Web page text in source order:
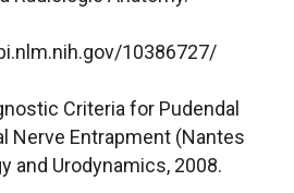
10386727/
Criteria for Pudendal
Nerve Entrapment (Nantes
and Urodynamics, 2008.